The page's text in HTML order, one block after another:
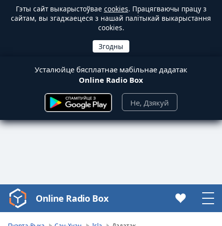
Гэты сайт выкарыстоўвае cookies. Працягваючы працу з
сайтам, вы згаджаецеся з нашай палітыкай выкарыстання
cookies.
Усталюйце бясплатнае мабільнае дадатак
Online Radio Box
Не, Дзякуй
Video
Player
Online Radio Box